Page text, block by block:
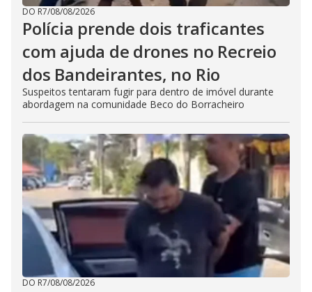
DO R7/08/08/2026
Polícia prende dois traficantes
com ajuda de drones no Recreio
dos Bandeirantes, no Rio
Suspeitos tentaram fugir para dentro de imóvel durante
abordagem na comunidade Beco do Borracheiro
DO R7/08/08/2026